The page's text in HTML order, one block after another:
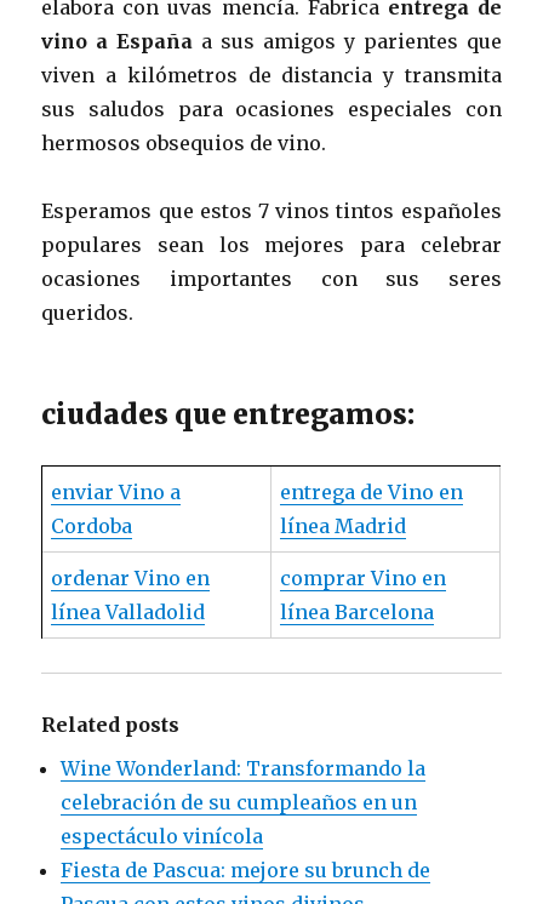
elabora con uvas mencía. Fabrica entrega de
vino a España a sus amigos y parientes que
viven a kilómetros de distancia y transmita
sus saludos para ocasiones especiales con
hermosos obsequios de vino.
Esperamos que estos 7 vinos tintos españoles
populares sean los mejores para celebrar
ocasiones importantes con sus seres
queridos.
ciudades que entregamos:
enviar Vino a
Cordoba
entrega de Vino en
línea Madrid
ordenar Vino en
línea Valladolid
comprar Vino en
línea Barcelona
Related posts
Wine Wonderland: Transformando la
celebración de su cumpleaños en un
espectáculo vinícola
Fiesta de Pascua: mejore su brunch de